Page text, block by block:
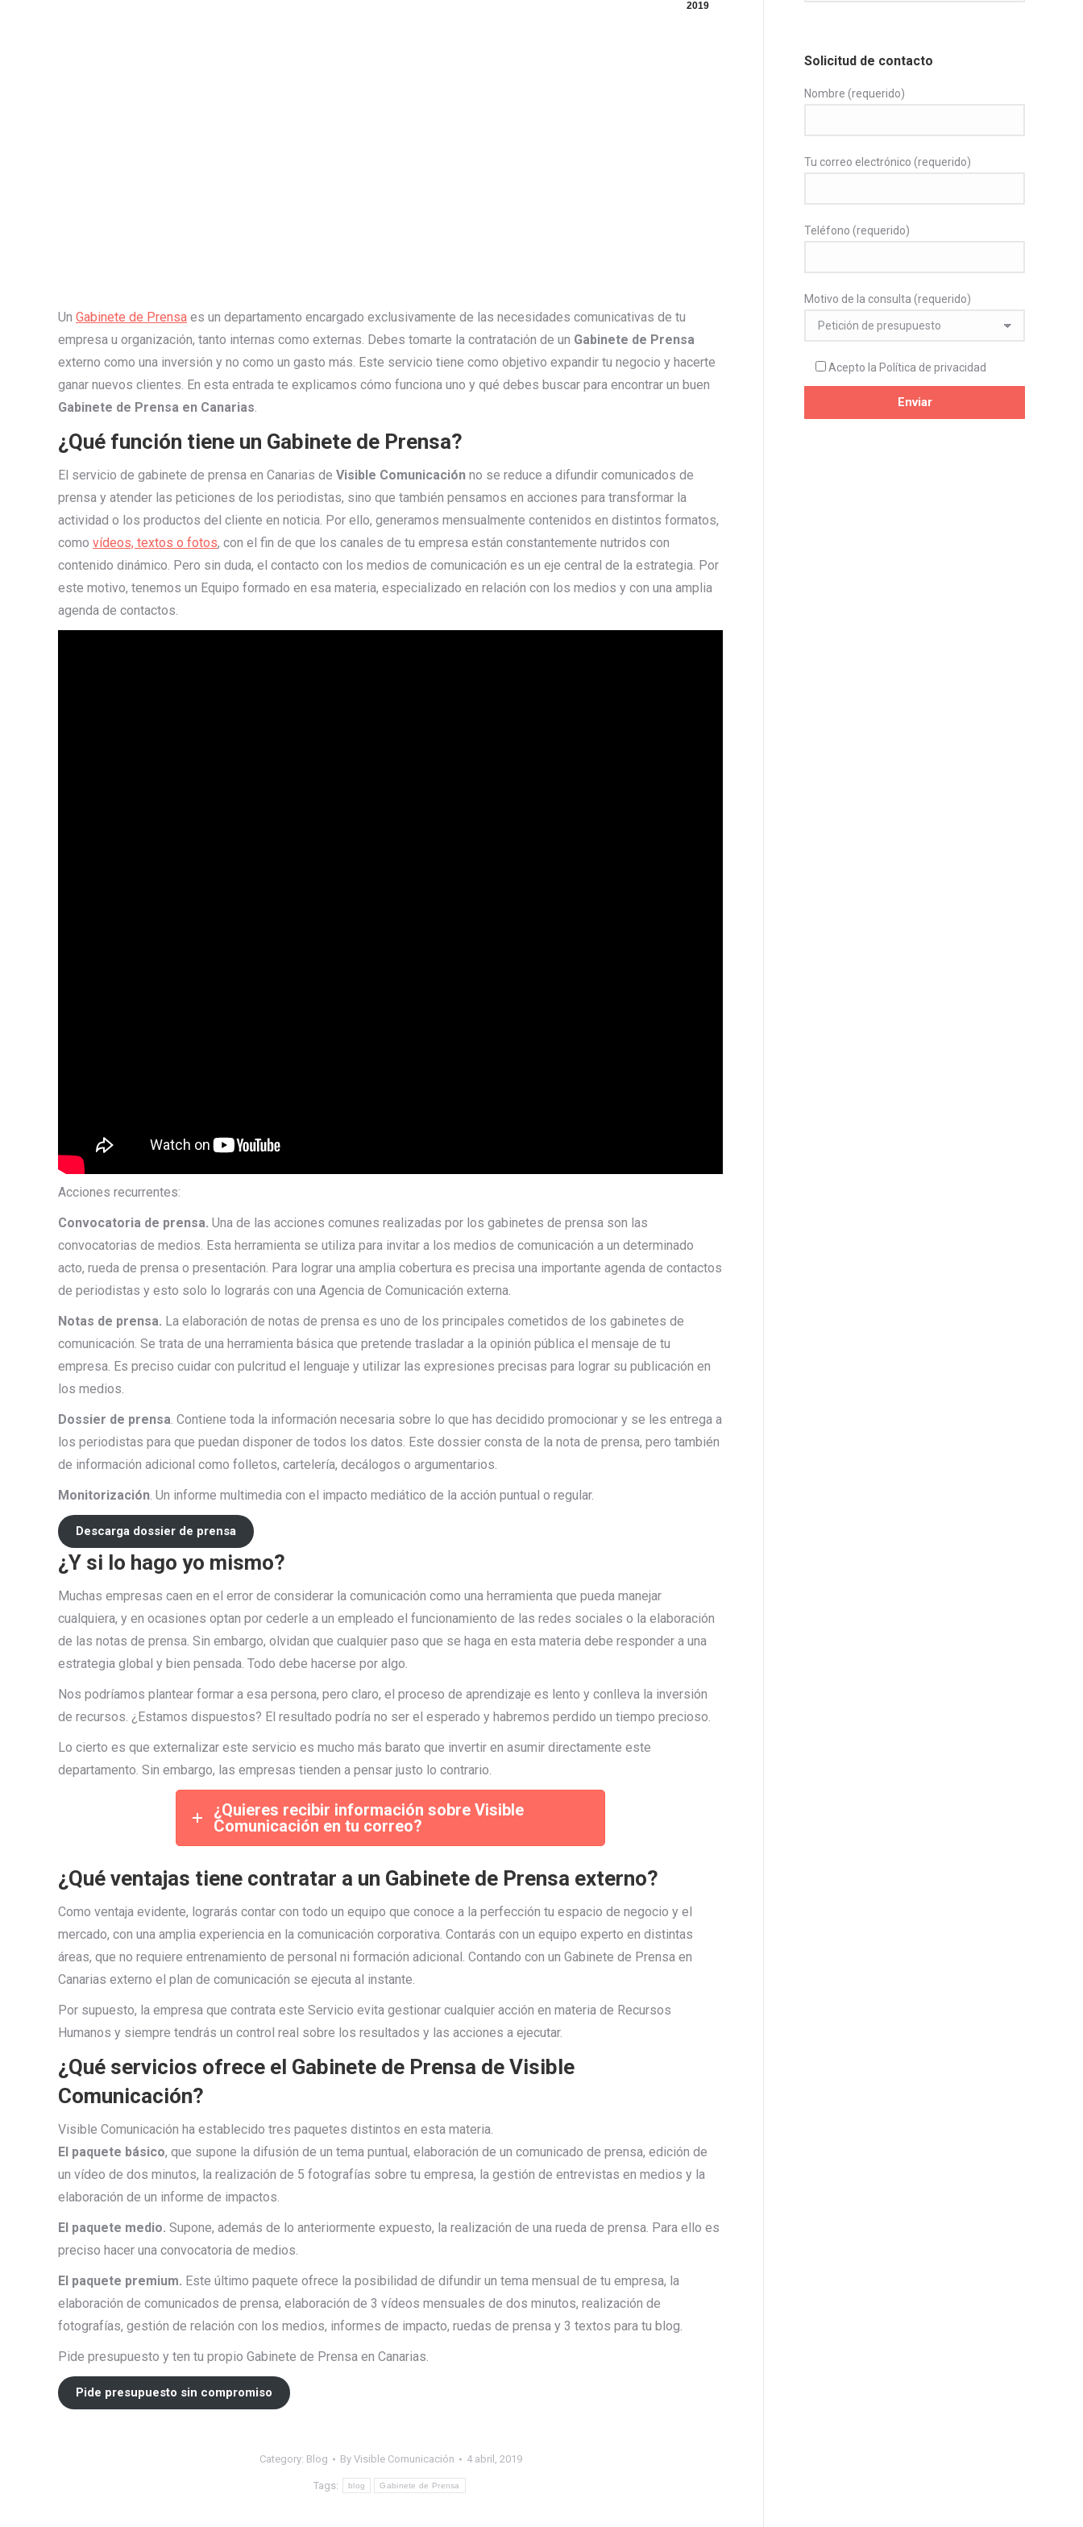
2019
Un Gabinete de Prensa es un departamento encargado exclusivamente de las necesidades comunicativas de tu
empresa u organización, tanto internas como externas. Debes tomarte la contratación de un Gabinete de Prensa
externo como una inversión y no como un gasto más. Este servicio tiene como objetivo expandir tu negocio y hacerte
ganar nuevos clientes. En esta entrada te explicamos cómo funciona uno y qué debes buscar para encontrar un buen
Gabinete de Prensa en Canarias
¿Qué función tiene un Gabinete de Prensa?
El servicio de gabinete de prensa en Canarias de Visible Comunicación no se reduce a difundir comunicados de
prensa y atender las peticiones de los periodistas, sino que también pensamos en acciones para transformar la
actividad o los productos del cliente en noticia. Por ello, generamos mensualmente contenidos en distintos formatos,
como vídeos, textos o fotos, con el fin de que los canales de tu empresa están constantemente nutridos con
contenido dinámico. Pero sin duda, el contacto con los medios de comunicación es un eje central de la estrategia. Por
este motivo, tenemos un Equipo formado en esa materia, especializado en relación con los medios y con una amplia
agenda de contactos.
Acciones recurrentes:
Convocatoria de prensa. Una de las acciones comunes realizadas por los gabinetes de prensa son las
convocatorias de medios. Esta herramienta se utiliza para invitar a los medios de comunicación a un determinado
acto, rueda de prensa o presentación. Para lograr una amplia cobertura es precisa una importante agenda de contactos
de periodistas y esto solo lo lograrás con una Agencia de Comunicación externa.
Notas de prensa. La elaboración de notas de prensa es uno de los principales cometidos de los gabinetes de
comunicación. Se trata de una herramienta básica que pretende trasladar a la opinión pública el mensaje de tu
empresa. Es preciso cuidar con pulcritud el lenguaje y utilizar las expresiones precisas para lograr su publicación en
los medios.
Dossier de prensa . Contiene toda la información necesaria sobre lo que has decidido promocionar y se les entrega a
los periodistas para que puedan disponer de todos los datos. Este dossier consta de la nota de prensa, pero también
de información adicional como folletos, cartelería, decálogos o argumentarios.
Monitorización . Un informe multimedia con el impacto mediático de la acción puntual o regular.
Descarga dossier de prensa
¿Y si lo hago yo mismo?
Muchas empresas caen en el error de considerar la comunicación como una herramienta que pueda manejar
cualquiera, y en ocasiones optan por cederle a un empleado el funcionamiento de las redes sociales o la elaboración
de las notas de prensa. Sin embargo, olvidan que cualquier paso que se haga en esta materia debe responder a una
estrategia global y bien pensada. Todo debe hacerse por algo.
Nos podríamos plantear formar a esa persona, pero claro, el proceso de aprendizaje es lento y conlleva la inversión
de recursos. ¿Estamos dispuestos? El resultado podría no ser el esperado y habremos perdido un tiempo precioso.
Lo cierto es que externalizar este servicio es mucho más barato que invertir en asumir directamente este
departamento. Sin embargo, las empresas tienden a pensar justo lo contrario.
¿Quieres recibir información sobre Visible
Comunicación en tu correo?
¿Qué ventajas tiene contratar a un Gabinete de Prensa externo?
Como ventaja evidente, lograrás contar con todo un equipo que conoce a la perfección tu espacio de negocio y el
mercado, con una amplia experiencia en la comunicación corporativa. Contarás con un equipo experto en distintas
áreas, que no requiere entrenamiento de personal ni formación adicional. Contando con un Gabinete de Prensa en
Canarias externo el plan de comunicación se ejecuta al instante.
Por supuesto, la empresa que contrata este Servicio evita gestionar cualquier acción en materia de Recursos
Humanos y siempre tendrás un control real sobre los resultados y las acciones a ejecutar.
¿Qué servicios ofrece el Gabinete de Prensa de Visible
Comunicación?
Visible Comunicación ha establecido tres paquetes distintos en esta materia.
El paquete básico, que supone la difusión de un tema puntual, elaboración de un comunicado de prensa, edición de
un vídeo de dos minutos, la realización de 5 fotografías sobre tu empresa, la gestión de entrevistas en medios y la
elaboración de un informe de impactos.
El paquete medio. Supone, además de lo anteriormente expuesto, la realización de una rueda de prensa. Para ello es
preciso hacer una convocatoria de medios.
El paquete premium. Este último paquete ofrece la posibilidad de difundir un tema mensual de tu empresa, la
elaboración de comunicados de prensa, elaboración de 3 vídeos mensuales de dos minutos, realización de
fotografías, gestión de relación con los medios, informes de impacto, ruedas de prensa y 3 textos para tu blog.
Pide presupuesto y ten tu propio Gabinete de Prensa en Canarias.
Pide presupuesto sin compromiso
Category: Blog By Visible Comunicación 4 abril, 2019
Tags: blog Gabinete de Prensa
Solicitud de contacto
Nombre (requerido)
Tu correo electrónico (requerido)
Teléfono (requerido)
Motivo de la consulta (requerido)
Acepto la Política de privacidad